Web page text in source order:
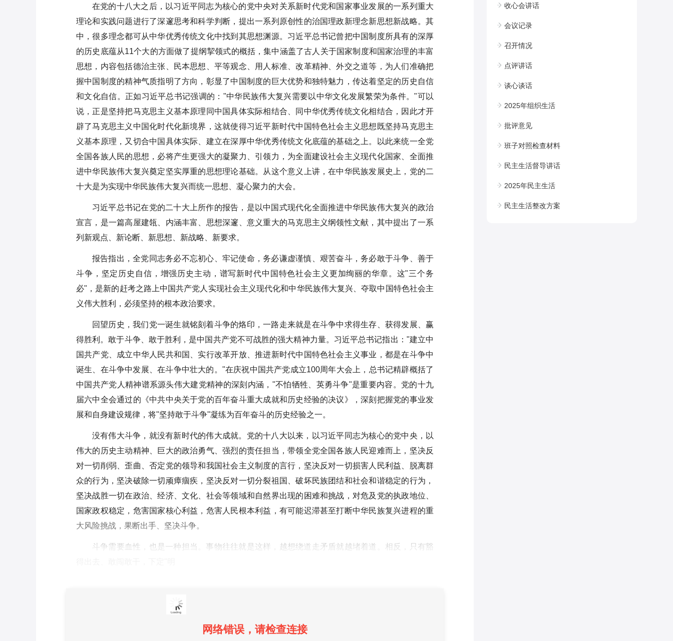
在党的十八大之后，以习近平同志为核心的党中央对关系新时代党和国家事业发展的一系列重大
理论和实践问题进行了深邃思考和科学判断，提出一系列原创性的治国理政新理念新思想新战略。其
中，很多理念都可从中华优秀传统文化中找到其思想渊源。习近平总书记曾把中国制度所具有的深厚
的历史底蕴从11个大的方面做了提纲挈领式的概括，集中涵盖了古人关于国家制度和国家治理的丰富
思想，内容包括德治主张、民本思想、平等观念、用人标准、改革精神、外交之道等，为人们准确把
握中国制度的精神气质指明了方向，彰显了中国制度的巨大优势和独特魅力，传达着坚定的历史自信
和文化自信。正如习近平总书记强调的："中华民族伟大复兴需要以中华文化发展繁荣为条件。"可以
说，正是坚持把马克思主义基本原理同中国具体实际相结合、同中华优秀传统文化相结合，因此才开
辟了马克思主义中国化时代化新境界，这就使得习近平新时代中国特色社会主义思想既坚持马克思主
义基本原理，又切合中国具体实际、建立在深厚中华优秀传统文化底蕴的基础之上。以此来统一全党
全国各族人民的思想，必将产生更强大的凝聚力、引领力，为全面建设社会主义现代化国家、全面推
进中华民族伟大复兴奠定坚实厚重的思想理论基础。从这个意义上讲，在中华民族发展史上，党的二
十大是为实现中华民族伟大复兴而统一思想、凝心聚力的大会。
习近平总书记在党的二十大上所作的报告，是以中国式现代化全面推进中华民族伟大复兴的政治
宣言，是一篇高屋建瓴、内涵丰富、思想深邃、意义重大的马克思主义纲领性文献，其中提出了一系
列新观点、新论断、新思想、新战略、新要求。
报告指出，全党同志务必不忘初心、牢记使命，务必谦虚谨慎、艰苦奋斗，务必敢于斗争、善于
斗争，坚定历史自信，增强历史主动，谱写新时代中国特色社会主义更加绚丽的华章。这"三个务
必"，是新的赶考之路上中国共产党人实现社会主义现代化和中华民族伟大复兴、夺取中国特色社会主
义伟大胜利，必须坚持的根本政治要求。
回望历史，我们党一诞生就铭刻着斗争的烙印，一路走来就是在斗争中求得生存、获得发展、赢
得胜利。敢于斗争、敢于胜利，是中国共产党不可战胜的强大精神力量。习近平总书记指出："建立中
国共产党、成立中华人民共和国、实行改革开放、推进新时代中国特色社会主义事业，都是在斗争中
诞生、在斗争中发展、在斗争中壮大的。"在庆祝中国共产党成立100周年大会上，总书记精辟概括了
中国共产党人精神谱系源头伟大建党精神的深刻内涵，"不怕牺牲、英勇斗争"是重要内容。党的十九
届六中全会通过的《中共中央关于党的百年奋斗重大成就和历史经验的决议》，深刻把握党的事业发
展和自身建设规律，将"坚持敢于斗争"凝练为百年奋斗的历史经验之一。
没有伟大斗争，就没有新时代的伟大成就。党的十八大以来，以习近平同志为核心的党中央，以
伟大的历史主动精神、巨大的政治勇气、强烈的责任担当，带领全党全国各族人民迎难而上，坚决反
对一切削弱、歪曲、否定党的领导和我国社会主义制度的言行，坚决反对一切损害人民利益、脱离群
众的行为，坚决破除一切顽瘴痼疾，坚决反对一切分裂祖国、破坏民族团结和社会和谐稳定的行为，
坚决战胜一切在政治、经济、文化、社会等领域和自然界出现的困难和挑战，对危及党的执政地位、
国家政权稳定，危害国家核心利益，危害人民根本利益，有可能迟滞甚至打断中华民族复兴进程的重
大风险挑战，果断出手、坚决斗争。
斗争需要血性，也是一种担当。事物往往就是这样，越想绕道走矛盾就越堵着道。相反，只有豁
网络错误，请检查连接
收心会讲话
会议记录
召开情况
点评讲话
谈心谈话
2025年组织生活
批评意见
班子对照检查材料
民主生活督导讲话
2025年民主生活
民主生活整改方案